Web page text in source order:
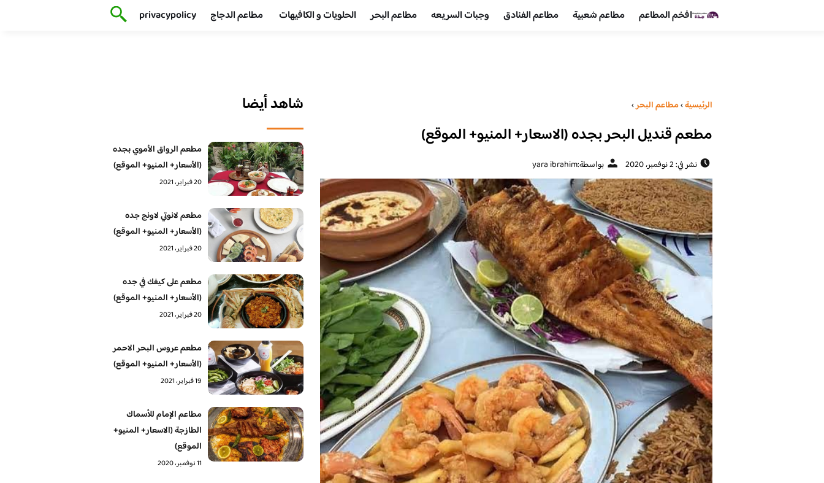
افخم المطاعم مطاعم شعبية مطاعم الفنادق وجبات السريعه مطاعم البحر الحلويات و الكافيهات ‎ مطاعم الدجاج privacypolicy
الرئيسية›مطاعم البحر›
مطعم قنديل البحر بجده (الاسعار+ المنيو+ الموقع)
نشر في: 2 نوفمبر، 2020 بواسطة:yara ibrahim
شاهد أيضا
مطعم الرواق الأموي بجده
(الأسعار+ المنيو+ الموقع)
20 فبراير، 2021
مطعم لانوتي لاونج جده
(الأسعار+ المنيو+ الموقع)
20 فبراير، 2021
مطعم على كيفك في جده
(الأسعار+ المنيو+ الموقع)
20 فبراير، 2021
مطعم عروس البحر الاحمر
(الأسعار+ المنيو+ الموقع)
19 فبراير، 2021
مطاعم الإمام للأسماك
الطازجة (الاسعار+ المنيو+
الموقع)
11 نوفمبر، 2020